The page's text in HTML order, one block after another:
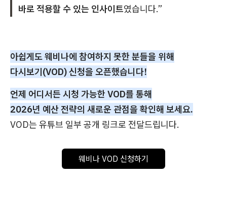
바로 적용할 수 있는 인사이트였습니다.”
아쉽게도 웨비나에 참여하지 못한 분들을 위해
다시보기(VOD) 신청을 오픈했습니다!
언제 어디서든 시청 가능한 VOD를 통해
2026년 예산 전략의 새로운 관점을 확인해 보세요.
VOD는 유튜브 일부 공개 링크로 전달드립니다.
웨비나 VOD 신청하기